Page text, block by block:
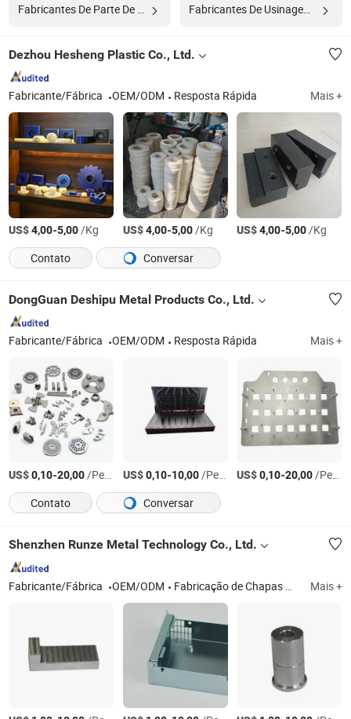
Fabricantes De Usinagem Cnc
Dezhou Hesheng Plastic Co., Ltd.
Fabricante/Fábrica OEM/ODM Resposta Rápida Mais +
US$4,00-5,00/Kg US$4,00-5,00/Kg US$4,00-5,00/Kg
Contato
Conversar
DongGuan Deshipu Metal Products Co., Ltd.
Fabricante/Fábrica OEM/ODM Resposta Rápida Mais +
US$0,10-20,00/Peça US$0,10-10,00/Peça US$0,10-20,00/Peça
Contato
Conversar
Shenzhen Runze Metal Technology Co., Ltd.
Fabricante/Fábrica OEM/ODM Fabricação de Chapas Metálicas, Usinagem CNC, Perfil de Alumínio, Fundição em Molde Mais +